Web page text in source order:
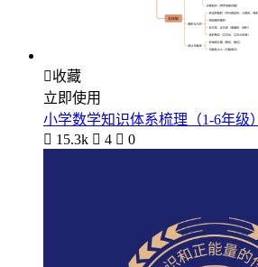
收藏
立即使用
小学数学知识体系梳理（1-6年级）
 15.3k  4  0